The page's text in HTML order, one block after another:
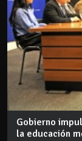
Gobierno
la educación